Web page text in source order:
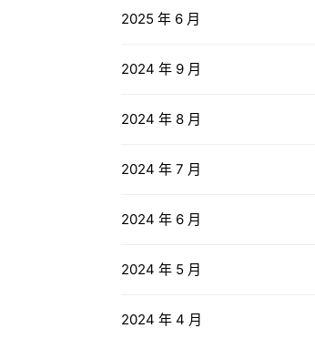
2025 年 6 月
2024 年 9 月
2024 年 8 月
2024 年 7 月
2024 年 6 月
2024 年 5 月
2024 年 4 月